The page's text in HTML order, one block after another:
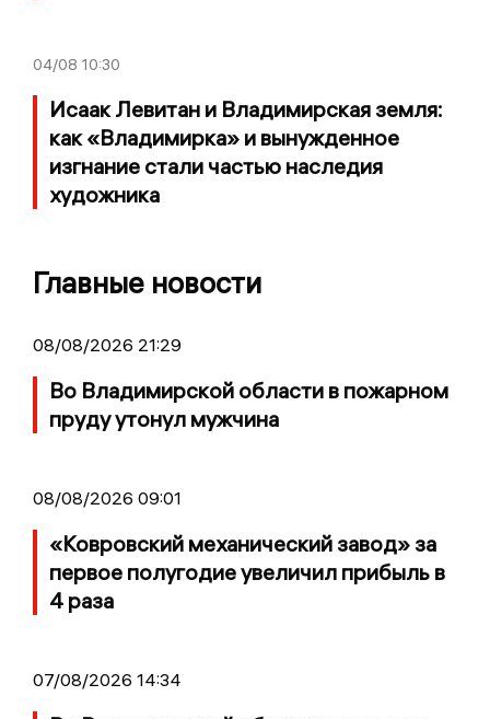
04/08 10:30
Исаак Левитан и Владимирская земля:
как «Владимирка» и вынужденное
изгнание стали частью наследия
художника
Главные новости
08/08/2026 21:29
Во Владимирской области в пожарном
пруду утонул мужчина
08/08/2026 09:01
«Ковровский механический завод» за
первое полугодие увеличил прибыль в
4 раза
07/08/2026 14:34